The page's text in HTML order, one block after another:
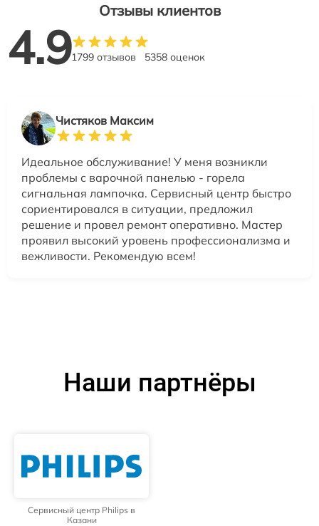
Отзывы клиентов
4.91799 отзывов 5358 оценок
Чистяков Максим
Идеальное обслуживание! У меня возникли
проблемы с варочной панелью - горела
сигнальная лампочка. Сервисный центр быстро
сориентировался в ситуации, предложил
решение и провел ремонт оперативно. Мастер
проявил высокий уровень профессионализма и
вежливости. Рекомендую всем!
Наши партнёры
Сервисный центр Philips в
Казани